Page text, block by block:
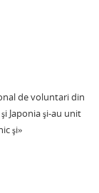
de voluntari din
Japonia şi-au unit
şi»